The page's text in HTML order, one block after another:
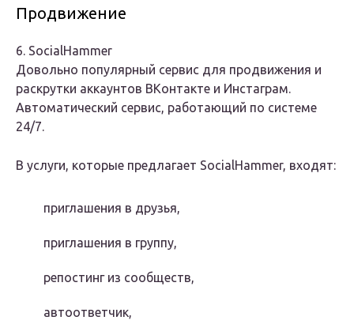
Продвижение
6. SocialHammer
Довольно популярный сервис для продвижения и
раскрутки аккаунтов ВКонтакте и Инстаграм.
Автоматический сервис, работающий по системе
24/7.
В услуги, которые предлагает SocialHammer, входят:
приглашения в друзья,
приглашения в группу,
репостинг из сообществ,
автоответчик,